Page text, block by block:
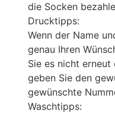
die Socken
Drucktipps:
Wenn der Name
genau Ihren
Sie es nicht erneut
geben Sie den
gewünschte
Waschtipps: